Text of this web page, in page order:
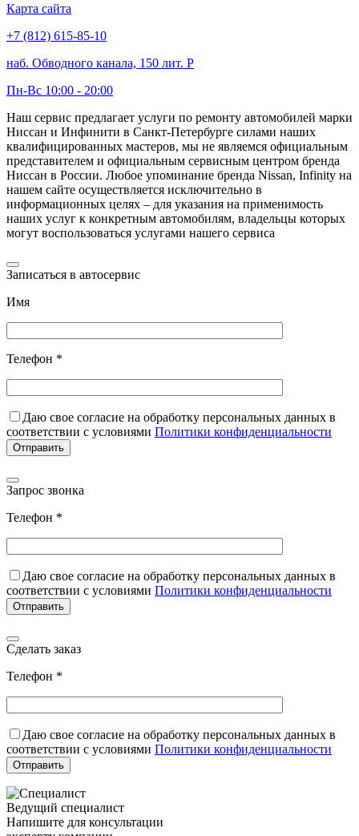
Карта сайта
+7 (812) 615-85-10
наб. Обводного канала, 150 лит. Р
Пн-Вс 10:00 - 20:00
Наш сервис предлагает услуги по ремонту автомобилей марки
Ниссан и Инфинити в Санкт-Петербурге силами наших
квалифицированных мастеров, мы не являемся официальным
представителем и официальным сервисным центром бренда
Ниссан в России. Любое упоминание бренда Nissan, Infinity на
нашем сайте осуществляется исключительно в
информационных целях – для указания на применимость
наших услуг к конкретным автомобилям, владельцы которых
могут воспользоваться услугами нашего сервиса
Записаться в автосервис
Имя
Телефон *
Даю свое согласие на обработку персональных данных в
соответствии с условиями Политики конфиденциальности
Запрос звонка
Телефон *
Даю свое согласие на обработку персональных данных в
соответствии с условиями Политики конфиденциальности
Сделать заказ
Телефон *
Даю свое согласие на обработку персональных данных в
соответствии с условиями Политики конфиденциальности
Ведущий специалист
Напишите для консультации